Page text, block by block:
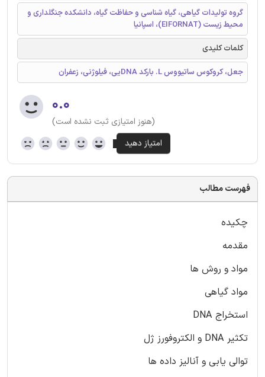
گروه تولیدات گیاهی، گیاه شناسی و حفاظت گیاه، دانشکده جنگلداری و
محیط زیست (EIFORNAT)، اسپانیا
کلمات کلیدی
جعل، کروکوس ساتیووس L. بارکد DNAیی، فیلوژنی، زعفران
۰.۰
(هنوز امتیازی ثبت نشده است)
فهرست مطالب
چکیده
مقدمه
مواد و روش ها
مواد گیاهی
استخراج DNA
تکثیر DNA و الکتروفورز ژل
توالی یابی و آنالیز داده ها